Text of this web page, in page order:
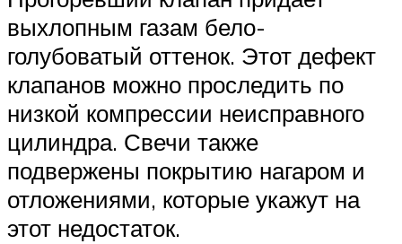
выхлопным газам бело-
голубоватый оттенок. Этот дефект
клапанов можно проследить по
низкой компрессии неисправного
цилиндра. Свечи также
подвержены покрытию нагаром и
отложениями, которые укажут на
этот недостаток.